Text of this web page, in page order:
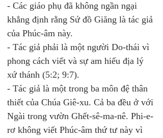
- Các giáo phụ đã không ngần ngại
khẳng định rằng Sứ đồ Giăng là tác giả
của Phúc-âm này.
- Tác giả phải là một người Do-thái vì
phong cách viết và sự am hiểu địa lý
xứ thánh (5:2; 9:7).
- Tác giả là một trong ba môn đệ thân
thiết của Chúa Giê-xu. Cả ba đều ở với
Ngài trong vườn Ghết-sê-ma-nê. Phi-e-
rơ không viết Phúc-âm thứ tư này vì